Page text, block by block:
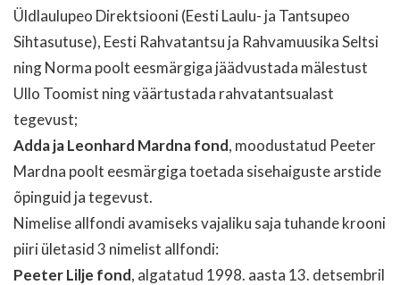
Üldlaulupeo Direktsiooni (Eesti Laulu- ja Tantsupeo
Sihtasutuse), Eesti Rahvatantsu ja Rahvamuusika Seltsi
ning Norma poolt eesmärgiga jäädvustada mälestust
Ullo Toomist ning väärtustada rahvatantsualast
tegevust;
Adda ja Leonhard Mardna fond, moodustatud Peeter
Mardna poolt eesmärgiga toetada sisehaiguste arstide
õpinguid ja tegevust.
Nimelise allfondi avamiseks vajaliku saja tuhande krooni
piiri ületasid 3 nimelist allfondi:
Peeter Lilje fond, algatatud 1998. aasta 13. detsembril